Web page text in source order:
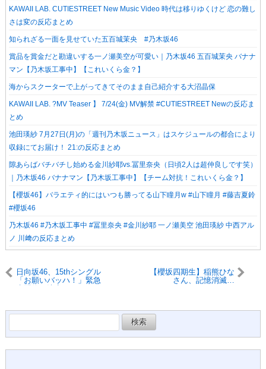
KAWAII LAB. CUTIESTREET New Music Video 時代は移りゆくけど 恋の難し
さは変の反応まとめ
知られざる一面を見せていた五百城茉央 #乃木坂46
賞品を賞金だと勘違いする一ノ瀬美空が可愛い｜乃木坂46 五百城茉央 バナナ
マン【乃木坂工事中】【これいくら金？】
海からスクーターで上がってきてそのまま自己紹介する大沼晶保
KAWAII LAB. ?MV Teaser️‍ 】 7/24(金) MV解禁 #CUTIESTREET Newの反応ま
とめ
池田瑛紗 7月27日(月)の「週刊乃木坂ニュース」はスケジュールの都合により
収録にてお届け！ 21:の反応まとめ
隙あらばバチバチし始める金川紗耶vs.冨里奈央（日頃2人は超仲良しです笑）
｜乃木坂46 バナナマン【乃木坂工事中】【チーム対抗！これいくら金？】
​【櫻坂46】バラエティ的にはいつも勝ってる山下瞳月w #山下瞳月 #藤吉夏鈴
#櫻坂46
乃木坂46 #乃木坂工事中 #冨里奈央 #金川紗耶 一ノ瀬美空 池田瑛紗 中西アル
ノ 川﨑の反応まとめ
日向坂46、15thシングル
「お願いバッハ！」緊急
【櫻坂四期生】稲熊ひな
さん、記憶消滅…
索: